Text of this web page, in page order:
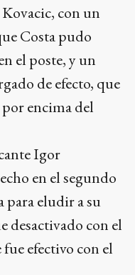
con un
Costa pudo
el poste, y un
de efecto, que
encima del
Igor
en el segundo
para eludir a su
desactivado con el
efectivo con el